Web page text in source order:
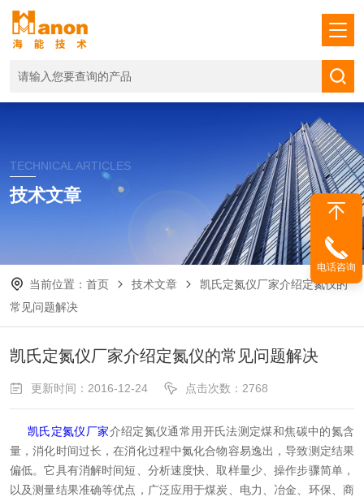
TECHNICAL ARTICLES
技术文章
当前位置： 首页 技术文章
凯氏定氮仪厂家介绍定氮仪的
常见问题解决
凯氏定氮仪厂家介绍定氮仪的常见问题解决
更新时间：2016-12-24 点击次数：2768
凯氏定氮仪厂家介绍定氮仪通常用开氏法测定煤和焦碳中的氮含
量，消化时间过长，在消化过程中氮化合物容易逸出，导致测定结果
偏低。它具有消解时间短、分析速度快、取样量少、操作步骤简单，
以及测量结果准确等优点，广泛应用于煤炭、电力、冶金、环保、商
电话咨询